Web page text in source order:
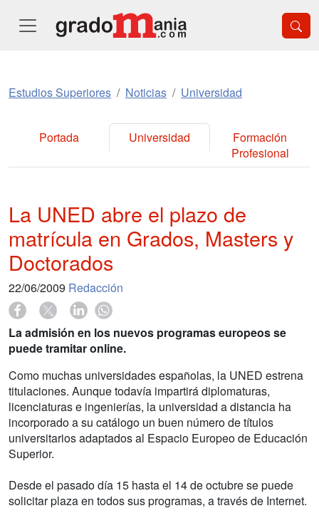
Estudios Superiores Noticias Universidad
Portada Universidad
Formación
Profesional
La UNED abre el plazo de
matrícula en Grados, Masters y
Doctorados
22/06/2009 Redacción
La admisión en los nuevos programas europeos se
puede tramitar online.
Como muchas universidades españolas, la UNED estrena
titulaciones. Aunque todavía impartirá diplomaturas,
licenciaturas e ingenierías, la universidad a distancia ha
incorporado a su catálogo un buen número de títulos
universitarios adaptados al Espacio Europeo de Educación
Superior.
Desde el pasado día 15 hasta el 14 de octubre se puede
solicitar plaza en todos sus programas, a través de Internet.